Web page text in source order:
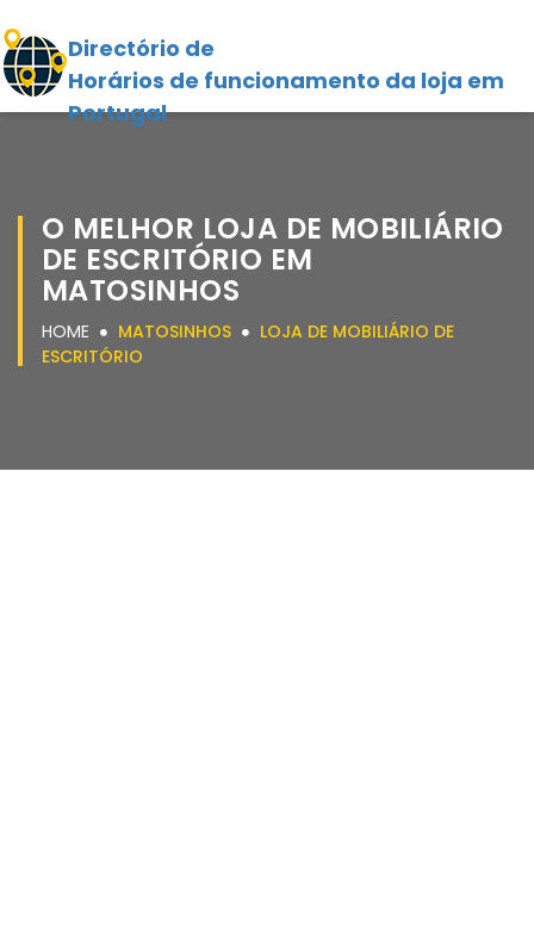
Directório de
Horários de funcionamento da loja em
Portugal
O MELHOR LOJA DE MOBILIÁRIO
DE ESCRITÓRIO EM
MATOSINHOS
HOME MATOSINHOS
LOJA DE MOBILIÁRIO DE
ESCRITÓRIO